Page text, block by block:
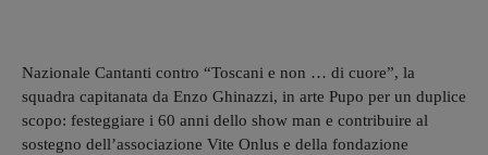
Nazionale Cantanti contro “Toscani e non … di cuore”, la
squadra capitanata da Enzo Ghinazzi, in arte Pupo per un duplice
scopo: festeggiare i 60 anni dello show man e contribuire al
sostegno dell’associazione Vite Onlus e della fondazione